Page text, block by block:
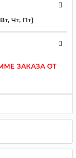
Чт, Пт)
ЗАКАЗА ОТ